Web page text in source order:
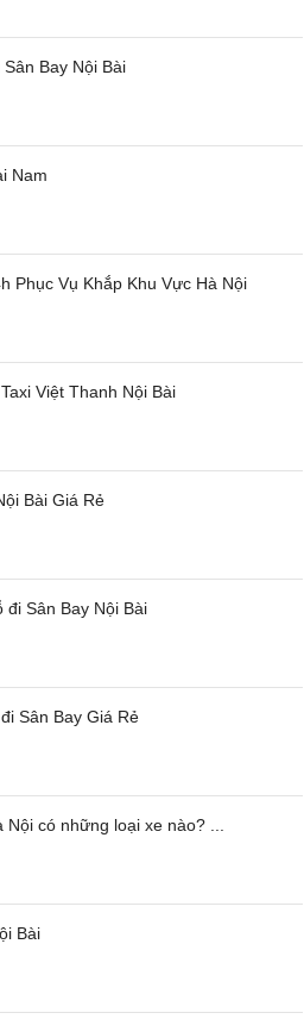
Bay Nội Bài
Nam
Phục Vụ Khắp Khu Vực Hà Nội
Việt Thanh Nội Bài
Bài Giá Rẻ
đi Sân Bay Nội Bài
Sân Bay Giá Rẻ
Nội có những loại xe nào? ...
Bài